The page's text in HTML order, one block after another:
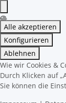
Alle akzeptieren
Konfigurieren
Ablehnen
Wie wir Cookies &
Durch Klicken auf
Sie können die